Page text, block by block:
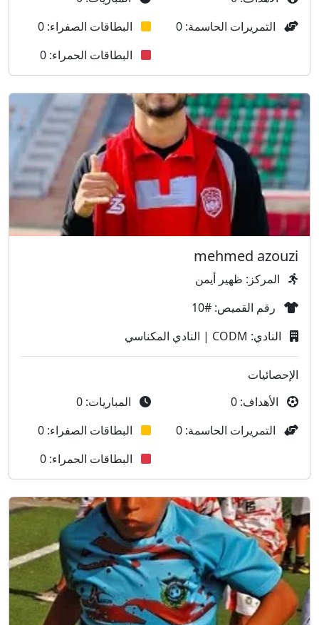
التمريرات الحاسمة: 0
البطاقات الصفراء: 0
البطاقات الحمراء: 0
mehmed azouzi
المركز: ظهير أيمن
رقم القميص: #10
النادي: CODM | النادي المكناسي
الإحصائيات
الأهداف: 0
التمريرات الحاسمة: 0
المباريات: 0
البطاقات الصفراء: 0
البطاقات الحمراء: 0